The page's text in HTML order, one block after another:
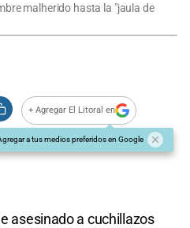
malherido hasta la "jaula de
+ Agregar El Litoral en
a tus medios preferidos en Google
asesinado a cuchillazos